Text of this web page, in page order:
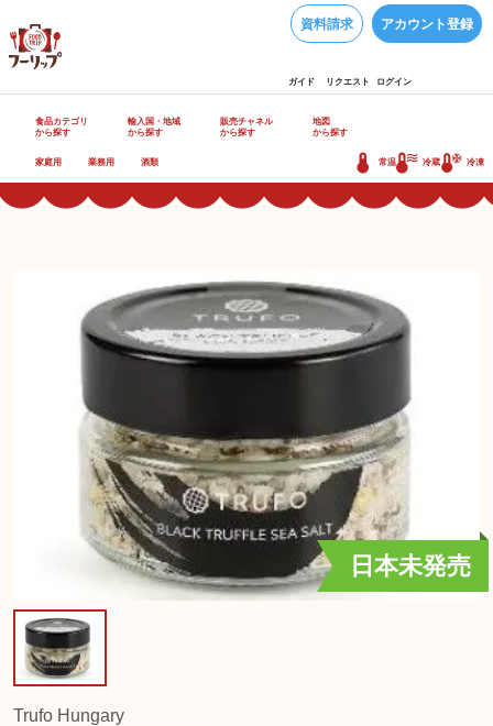
資料請求 アカウント登録
ガイド リクエスト ログイン
食品カテゴリ
から探す
輸入国・地域
から探す
販売チャネル
から探す
地図
から探す
家庭用 業務用 酒類 常温 冷蔵 冷凍
日本未発売
Trufo Hungary